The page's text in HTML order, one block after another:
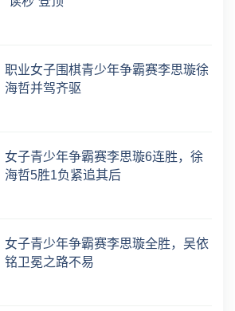
职业女子围棋青少年争霸赛李思璇徐
海哲并驾齐驱
女子青少年争霸赛李思璇6连胜，徐
海哲5胜1负紧追其后
女子青少年争霸赛李思璇全胜，吴依
铭卫冕之路不易